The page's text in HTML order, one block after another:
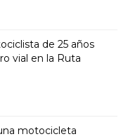
de 25 años
vial en la Ruta
motocicleta